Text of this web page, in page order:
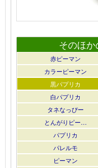
そのほ
赤ピーマン
カラーピーマン
黒パプリカ
白パプリカ
タネなっぴー
とんがりピー…
パプリカ
パレルモ
ピーマン